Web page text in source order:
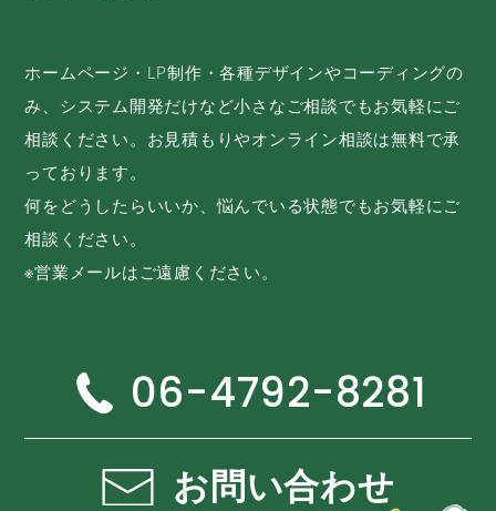
ホームページ・LP制作・各種デザインやコーディングの
み、システム開発だけなど小さなご相談でもお気軽にご
相談ください。お見積もりやオンライン相談は無料で承
っております。
何をどうしたらいいか、悩んでいる状態でもお気軽にご
相談ください。
※営業メールはご遠慮ください。
06-4792-8281
お問い合わせ